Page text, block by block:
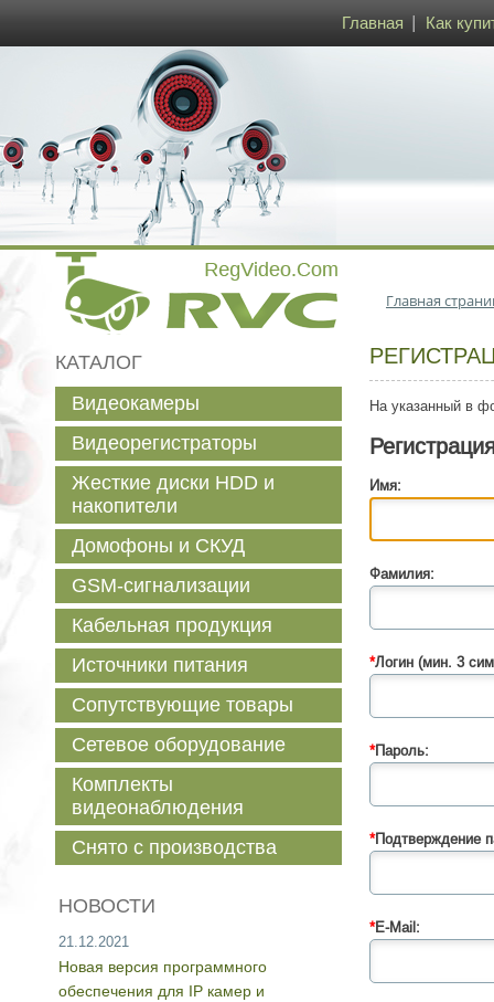
Главная Как
Главная
На указанный в
Имя:
Фамилия:
*Логин (мин. 3
*Пароль:
*Подтверждение
*E-Mail:
КАТАЛОГ
Видеокамеры
Видеорегистраторы
Жесткие диски HDD и
накопители
Домофоны и СКУД
GSM-сигнализации
Кабельная продукция
Источники питания
Сопутствующие товары
Сетевое оборудование
Комплекты
видеонаблюдения
Снято с производства
НОВОСТИ
21.12.2021
Новая версия программного
обеспечения для IP камер и